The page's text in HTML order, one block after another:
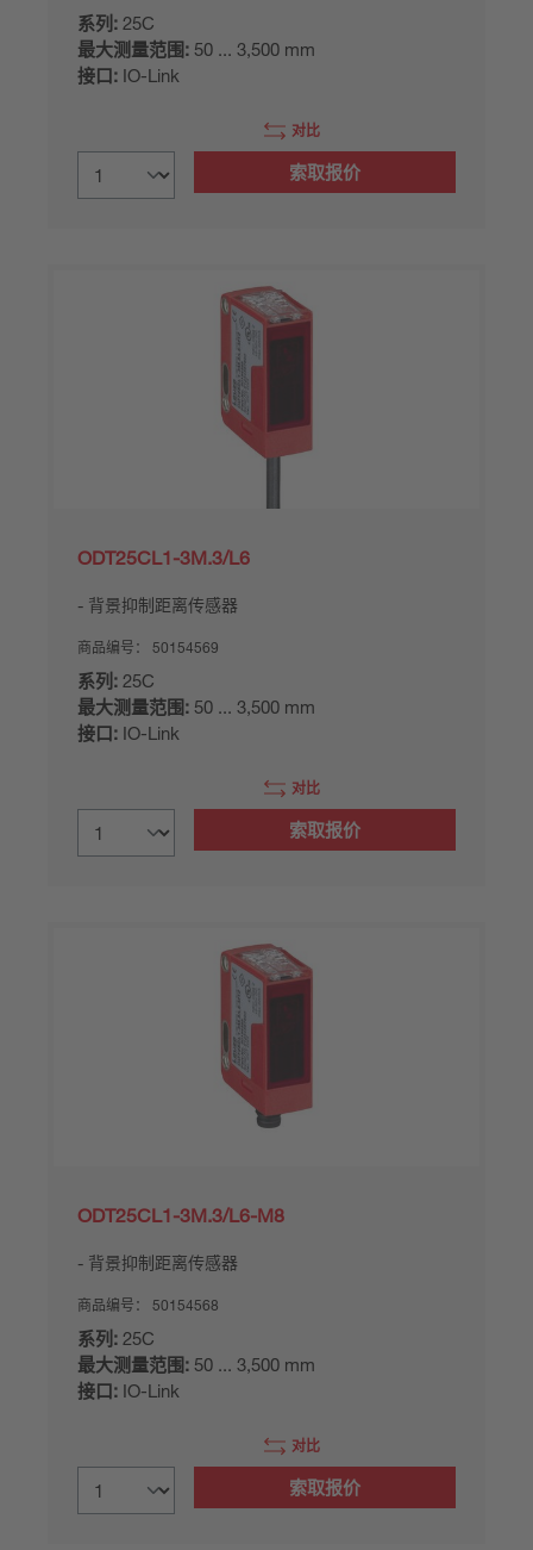
系列: 25C
最大测量范围: 50 ... 3,500 mm
接口: IO-Link
对比
索取报价
ODT25CL1-3M.3/L6
背景抑制距离传感器
商品编号： 50154569
系列: 25C
最大测量范围: 50 ... 3,500 mm
接口: IO-Link
对比
索取报价
ODT25CL1-3M.3/L6-M8
背景抑制距离传感器
商品编号： 50154568
系列: 25C
最大测量范围: 50 ... 3,500 mm
接口: IO-Link
对比
索取报价